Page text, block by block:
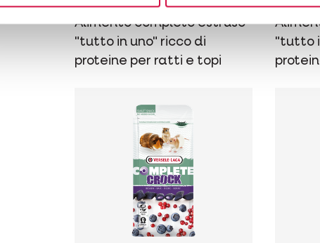
Alimento completo estruso
"tutto in uno" ricco di
proteine per ratti e topi
"tutto